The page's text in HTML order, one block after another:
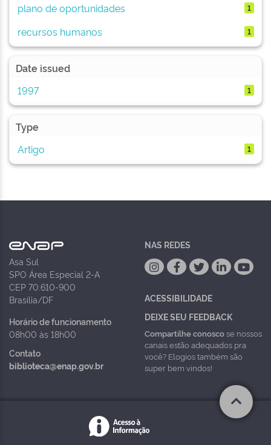
plano de oportunidades 1
recursos humanos 1
Date issued
1997
1
Type
Artigo
1
Asa Sul
SPO Área Especial 2-A
CEP 70.610-900
Brasília/DF
Horário de funcionamento
08h00 às 18h00
Contato
biblioteca@enap.gov.br
NAS REDES
ACESSIBILIDADE
DEIXE SEU FEEDBACK
Compartilhe conoscose nossos
canais estão adequados pra
você? Elogios também são
super bem vindos!